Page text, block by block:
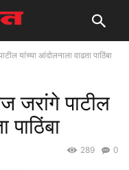
यांच्या आंदोलनाला वाढता पाठिंबा
जरांगे पाटील
पाठिंबा
0
289